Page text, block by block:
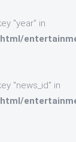
"year" in
"news_id" in